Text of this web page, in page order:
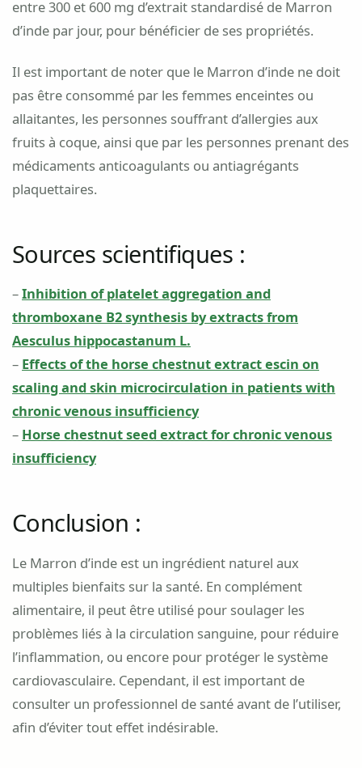
entre 300 et 600 mg d’extrait standardisé de Marron
d’inde par jour, pour bénéficier de ses propriétés.
Il est important de noter que le Marron d’inde ne doit
pas être consommé par les femmes enceintes ou
allaitantes, les personnes souffrant d’allergies aux
fruits à coque, ainsi que par les personnes prenant des
médicaments anticoagulants ou antiagrégants
plaquettaires.
Sources scientifiques :
–Inhibition of platelet aggregation and
thromboxane B2 synthesis by extracts from
Aesculus hippocastanum L.
– Effects of the horse chestnut extract escin on
scaling and skin microcirculation in patients with
chronic venous insufficiency
– Horse chestnut seed extract for chronic venous
insufficiency
Conclusion :
Le Marron d’inde est un ingrédient naturel aux
multiples bienfaits sur la santé. En complément
alimentaire, il peut être utilisé pour soulager les
problèmes liés à la circulation sanguine, pour réduire
l’inflammation, ou encore pour protéger le système
cardiovasculaire. Cependant, il est important de
consulter un professionnel de santé avant de l’utiliser,
afin d’éviter tout effet indésirable.